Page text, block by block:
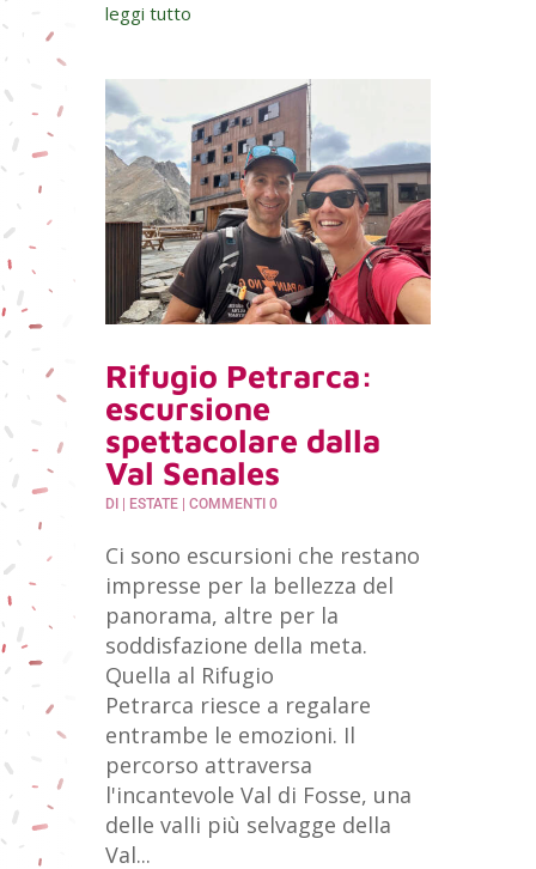
leggi tutto
Rifugio Petrarca:
escursione
spettacolare dalla
Val Senales
DI | ESTATE| COMMENTI 0
Ci sono escursioni che restano
impresse per la bellezza del
panorama, altre per la
soddisfazione della meta.
Quella al Rifugio
Petrarca riesce a regalare
entrambe le emozioni. Il
percorso attraversa
l'incantevole Val di Fosse, una
delle valli più selvagge della
Val...